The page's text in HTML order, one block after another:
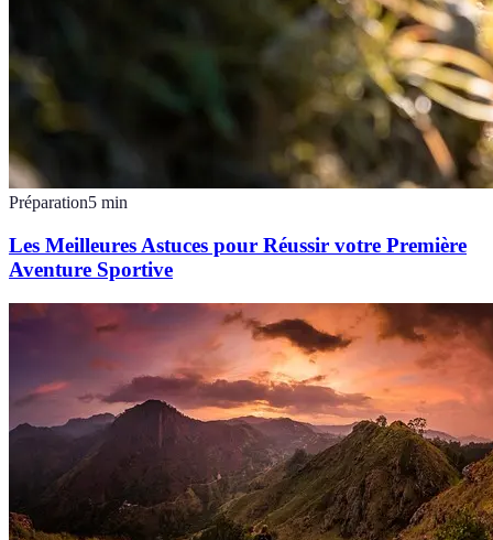
Préparation5 min
Les Meilleures Astuces pour Réussir votre Première
Aventure Sportive